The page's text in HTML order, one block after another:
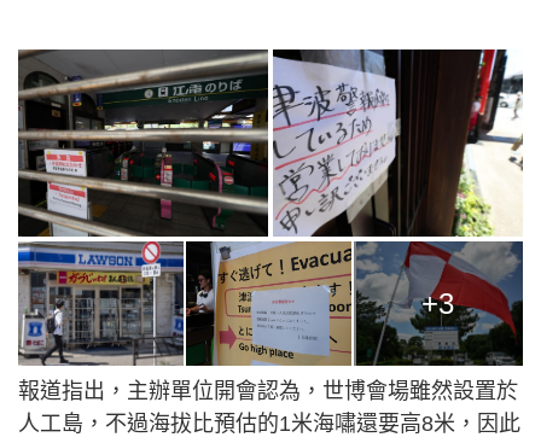
+3
報道指出，主辦單位開會認為，世博會場雖然設置於
人工島，不過海拔比預估的1米海嘯還要高8米，因此